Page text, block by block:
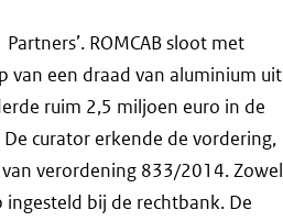
ROMCAB sloot met
van een draad van aluminium uit
ruim 2,5 miljoen euro in de
curator erkende de vordering,
verordening 833/2014. Zowel
ingesteld bij de rechtbank. De